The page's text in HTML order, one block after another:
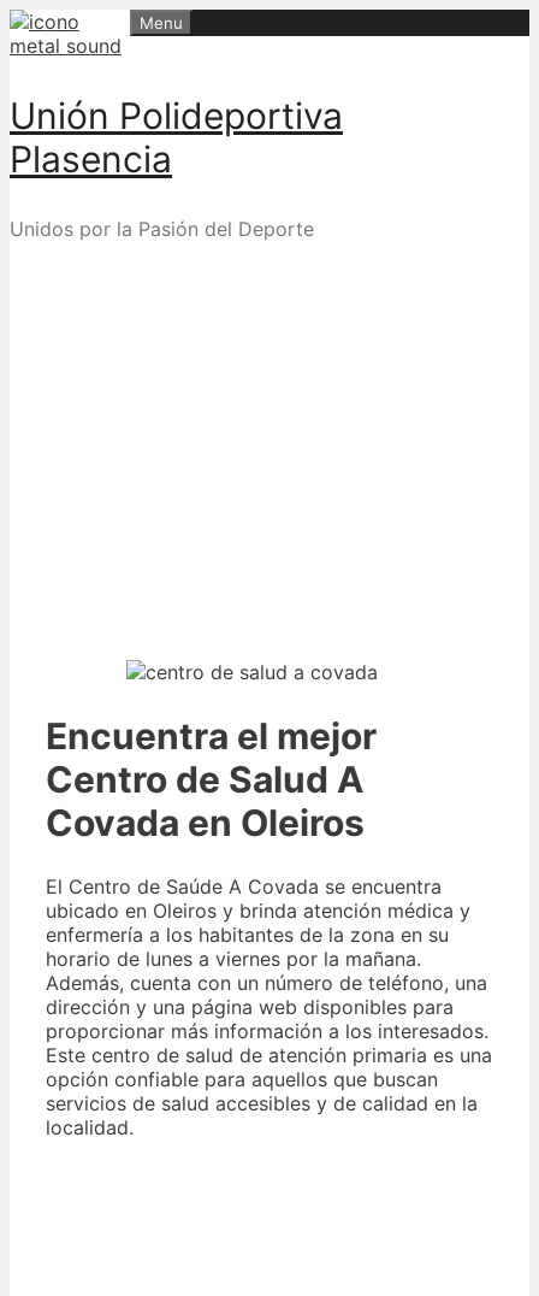
Skip
to
Unión Polideportiva
Plasencia
Unidos por la Pasión del Deporte
Menu
Encuentra el mejor
Centro de Salud A
Covada en Oleiros
El Centro de Saúde A Covada se encuentra
ubicado en Oleiros y brinda atención médica y
enfermería a los habitantes de la zona en su
horario de lunes a viernes por la mañana.
Además, cuenta con un número de teléfono, una
dirección y una página web disponibles para
proporcionar más información a los interesados.
Este centro de salud de atención primaria es una
opción confiable para aquellos que buscan
servicios de salud accesibles y de calidad en la
localidad.